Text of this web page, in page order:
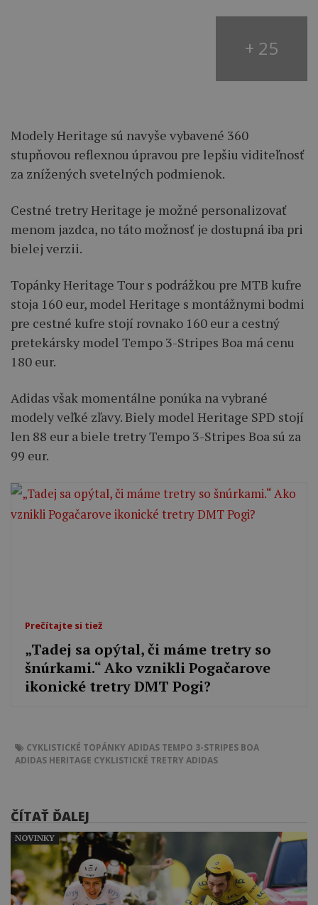
+ 25
Modely Heritage sú navyše vybavené 360
stupňovou reflexnou úpravou pre lepšiu viditeľnosť
za znížených svetelných podmienok.
Cestné tretry Heritage je možné personalizovať
menom jazdca, no táto možnosť je dostupná iba pri
bielej verzii.
Topánky Heritage Tour s podrážkou pre MTB kufre
stoja 160 eur, model Heritage s montážnymi bodmi
pre cestné kufre stojí rovnako 160 eur a cestný
pretekársky model Tempo 3-Stripes Boa má cenu
180 eur.
Adidas však momentálne ponúka na vybrané
modely veľké zľavy. Biely model Heritage SPD stojí
len 88 eur a biele tretry Tempo 3-Stripes Boa sú za
99 eur.
Prečítajte si tiež
„Tadej sa opýtal, či máme tretry so
šnúrkami.“ Ako vznikli Pogačarove
ikonické tretry DMT Pogi?
CYKLISTICKÉ TOPÁNKY ADIDAS TEMPO 3-STRIPES BOA
ADIDAS HERITAGE CYKLISTICKÉ TRETRY ADIDAS
ČÍTAŤ ĎALEJ
NOVINKY